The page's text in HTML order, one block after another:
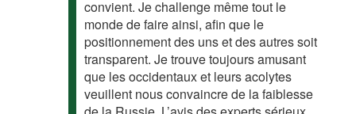
convient. Je challenge même tout le
monde de faire ainsi, afin que le
positionnement des uns et des autres soit
transparent. Je trouve toujours amusant
que les occidentaux et leurs acolytes
veuillent nous convaincre de la faiblesse